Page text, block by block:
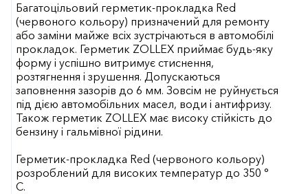
Багатоцільовий герметик-прокладка Red
(червоного кольору) призначений для ремонту
або заміни майже всіх зустрічаються в автомобілі
прокладок. Герметик ZOLLEX приймає будь-яку
форму і успішно витримує стиснення,
розтягнення і зрушення. Допускаються
заповнення зазорів до 6 мм. Зовсім не руйнується
під дією автомобільних масел, води і антифризу.
Також герметик ZOLLEX має високу стійкість до
бензину і гальмівної рідини.
Герметик-прокладка Red (червоного кольору)
розроблений для високих температур до 350 °
С.